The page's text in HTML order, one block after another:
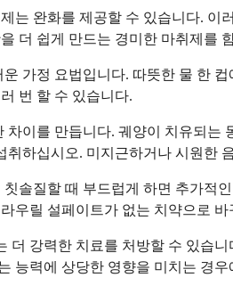
는 완화를 제공할 수 있습니다.
더 쉽게 만드는 경미한 마취제를
가정 요법입니다. 따뜻한 물 한
번 할 수 있습니다.
이를 만듭니다. 궤양이 치유되
하십시오. 미지근하거나 시원한
솔질할 때 부드럽게 하면 추가적
우릴 설페이트가 없는 치약으로
더 강력한 치료를 처방할 수 있습
능력에 상당한 영향을 미치는 경우